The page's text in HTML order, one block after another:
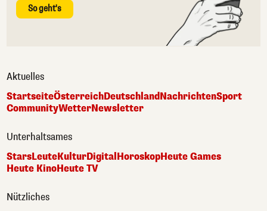
So geht's
Aktuelles
StartseiteÖsterreichDeutschlandNachrichtenSport
CommunityWetterNewsletter
Unterhaltsames
StarsLeuteKulturDigital HoroskopHeute Games
Heute KinoHeute TV
Nützliches